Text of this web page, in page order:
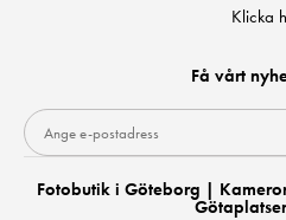
Klicka
Få vårt
Fotobutik i Göteborg |